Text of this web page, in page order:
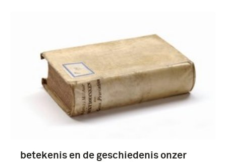
betekenis en de geschiedenis onzer